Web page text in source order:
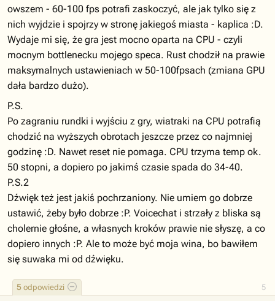
5
5 odpowiedzi
owszem - 60-100 fps potrafi zaskoczyć, ale jak tylko się z
nich wyjdzie i spojrzy w stronę jakiegoś miasta - kaplica :D.
Wydaje mi się, że gra jest mocno oparta na CPU - czyli
mocnym bottlenecku mojego speca. Rust chodził na prawie
maksymalnych ustawieniach w 50-100fpsach (zmiana GPU
dała bardzo dużo).
P.S.
Po zagraniu rundki i wyjściu z gry, wiatraki na CPU potrafią
chodzić na wyższych obrotach jeszcze przez co najmniej
godzinę :D. Nawet reset nie pomaga. CPU trzyma temp ok.
50 stopni, a dopiero po jakimś czasie spada do 34-40.
P.S.2
Dźwięk też jest jakiś pochrzaniony. Nie umiem go dobrze
ustawić, żeby było dobrze :P. Voicechat i strzały z bliska są
cholernie głośne, a własnych kroków prawie nie słyszę, a co
dopiero innych :P. Ale to może być moja wina, bo bawiłem
się suwaka mi od dźwięku.